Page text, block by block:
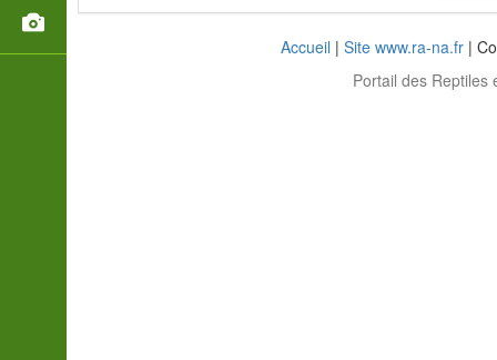
Accueil | Site www.ra-na.fr |
Portail des Reptiles